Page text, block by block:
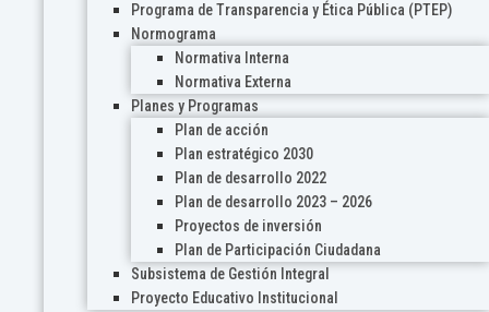
Programa de Transparencia y Ética Pública (PTEP)
Normograma
Normativa Interna
Normativa Externa
Planes y Programas
Plan de acción
Plan estratégico 2030
Plan de desarrollo 2022
Plan de desarrollo 2023 – 2026
Proyectos de inversión
Plan de Participación Ciudadana
Subsistema de Gestión Integral
Proyecto Educativo Institucional